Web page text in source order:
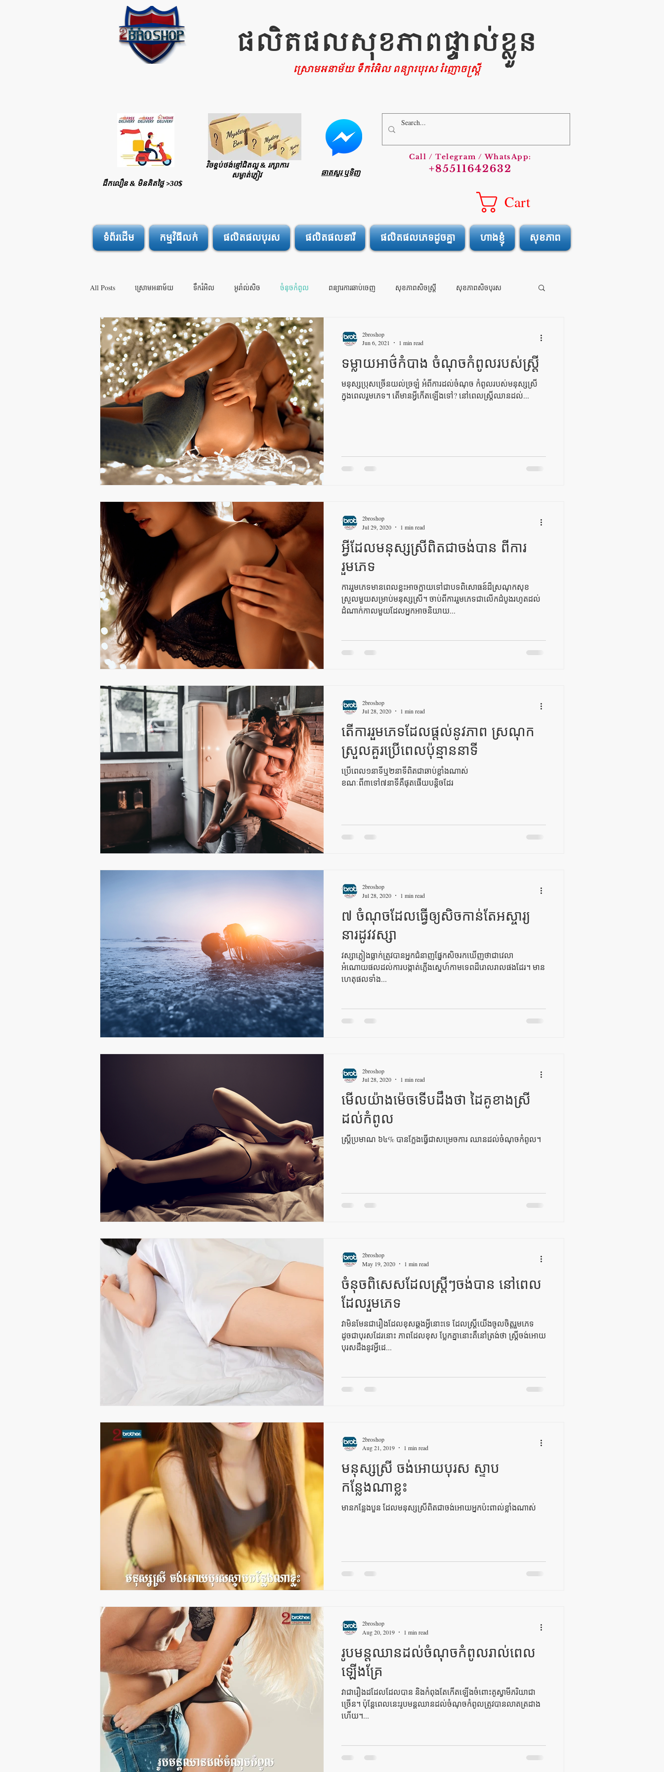
ផលិតផលសុខភាពផ្ទាល់ខ្លួន
ស្រោមអនាម័យ ទឹករំអិល ពន្យារបុរស រំញោចស្រ្តី
ដឹកលឿន & មិនគិតថ្លៃ >30$
វិចខ្ចប់ថង់ខ្មៅជិតល្អ & រក្សាការ
សម្ងាត់ភ្ញៀវ
ឆាតសួរ ឬទិញ
Call / Telegram / WhatsApp:
+85511642632
Cart
ទំព័រដើម កម្មវិធីលក់ ផលិតផលបុរស ផលិតផលនារី ផលិតផលភេទដូចគ្នា ហាងខ្ញុំ សុខភាព
All Posts ស្រោមអនាម័យ ទឹករំអិល អូរ៉ាល់សិច ចំនុចកំពូល ពន្យារការឆាប់ចេញ សុខភាពសិចស្រ្តី សុខភាពសិចបុរស
ឈឺចាប់ក្នុងពេលរួមភេទ សិចកាន់តែអស្ចារ្យ ទា្វមាសស្ងួត សិចលើកដំបូង
ទម្លាយអាថ៌កំបាង ចំណុចកំពូលរបស់ស្ត្រី
មនុស្សប្រុសច្រើនយល់ច្រឡំ អំពីការដល់ចំណុច កំពូលរបស់មនុស្សស្រី
ក្នុងពេលរួមភេទ។ តើមានអ្វីកើតឡើងទៅ? នៅពេលស្ត្រីឈានដល់...
2broshop
Jun 6, 2021
1 min read
អ្វីដែលមនុស្សស្រីពិតជាចង់បាន ពីការ
រួមភេទ
ការរួមភេទមានពេលខ្លះអាចក្លាយទៅជាបទពិសោធន៍ដ៏ស្រណុកសុខ
ស្រួលមួយសម្រាប់មនុស្សស្រី។ ចាប់ពីការរួមភេទជាលើកដំបូងរហូតដល់
ដំណាក់កាលមួយដែលអ្នកអាចនិយាយ...
2broshop
Jul 29, 2020
1 min read
តើការរួមភេទដែលផ្តល់នូវភាព ស្រណុក
ស្រួលគួរប្រើពេលប៉ុន្មាននាទី
ប្រើពេល១នាទីឬ២នាទីពិតជាឆាប់ខ្លាំងណាស់
ខណៈពី៣ទៅ៧នាទីគឺផុតផើយបន្ដិចដែរ
2broshop
Jul 28, 2020
1 min read
៧ ចំណុចដែលធ្វើឲ្យសិចកាន់តែអស្ចារ្យ
នារដូវវស្សា
វស្សាភ្លៀងធ្លាក់ត្រូវបានអ្នកជំនាញផ្នែកសិចរកឃើញថាជាវេលា
អំណោយផលដល់ការបង្កាត់ភ្លើងស្នេហ៍កាមទេពដ៏រោលរាលផងដែរ។ មាន
ហេតុផលទាំង...
2broshop
Jul 28, 2020
1 min read
មើលយ៉ាងម៉េចទើបដឹងថា ដៃគូខាងស្រី
ដល់កំពូល
ស្រ្ដីប្រមាណ ៦៤% បានក្លែងធ្វើជាសម្រេចការ ឈានដល់ចំណុចកំពូល។
2broshop
Jul 28, 2020
1 min read
ចំនុចពិសេសដែលស្ត្រីៗចង់បាន នៅពេល
ដែលរួមភេទ
វាមិនមែនជារឿងដែលខុសឆ្គងអ្វីនោះទេ ដែលស្ត្រីយើងចូលចិត្តរួមភេទ
ដូចជាបុរសដែរនោះ ភាពដែលខុស ប្លែកគ្នានោះគឺនៅត្រង់ថា ស្ត្រីចង់អោយ
បុរសដឹងនូវអ្វីដេ...
2broshop
May 19, 2020
1 min read
មនុស្សស្រី ចង់អោយបុរស ស្ទាប
កន្លែងណាខ្លះ
មានកន្លែងបួន ដែលមនុស្សស្រីពិតជាចង់អោយអ្នកប៉ះពាល់ខ្លាំងណាស់
2broshop
Aug 21, 2019
1 min read
រូបមន្ដឈានដល់ចំណុចកំពូលរាល់ពេល
ឡើងគ្រែ
វាជារឿងដដែលដែលបាន និងកំពុងតែកើតឡើងចំពោះគូស្វាមីភរិយាជា
ច្រើន។ ប៉ុន្ដែពេលនេះរូបមន្ដឈានដល់ចំណុចកំពូលត្រូវបានលាតត្រដាង
ហើយ។...
2broshop
Aug 20, 2019
1 min read